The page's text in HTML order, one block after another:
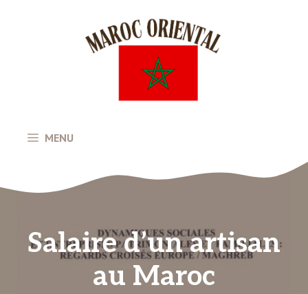
MENU
Salaire d’un artisan
au Maroc